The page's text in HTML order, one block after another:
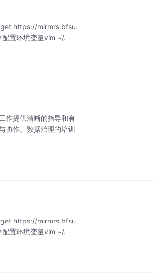
https://mirrors.bfsu.
置环境变量vim ~/.
作提供清晰的指导和有
协作。数据治理的培训
https://mirrors.bfsu.
置环境变量vim ~/.